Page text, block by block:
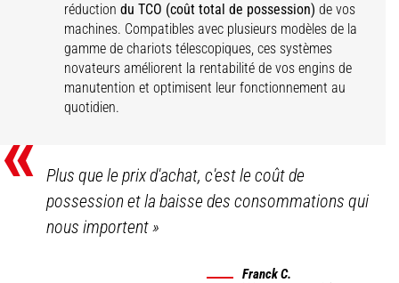
réduction du TCO (coût total de possession) de vos
machines. Compatibles avec plusieurs modèles de la
gamme de chariots télescopiques, ces systèmes
novateurs améliorent la rentabilité de vos engins de
manutention et optimisent leur fonctionnement au
quotidien.
«
Plus que le prix d'achat, c'est le coût de
possession et la baisse des consommations qui
nous importent»
Franck C.